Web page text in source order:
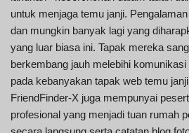
untuk menjaga temu janji.
dan mungkin banyak lagi yang
yang luar biasa ini. Tapak mereka
berkembang jauh melebihi
pada kebanyakan tapak web temu
FriendFinder-X juga mempunyai
profesional yang menjadi tuan rumah